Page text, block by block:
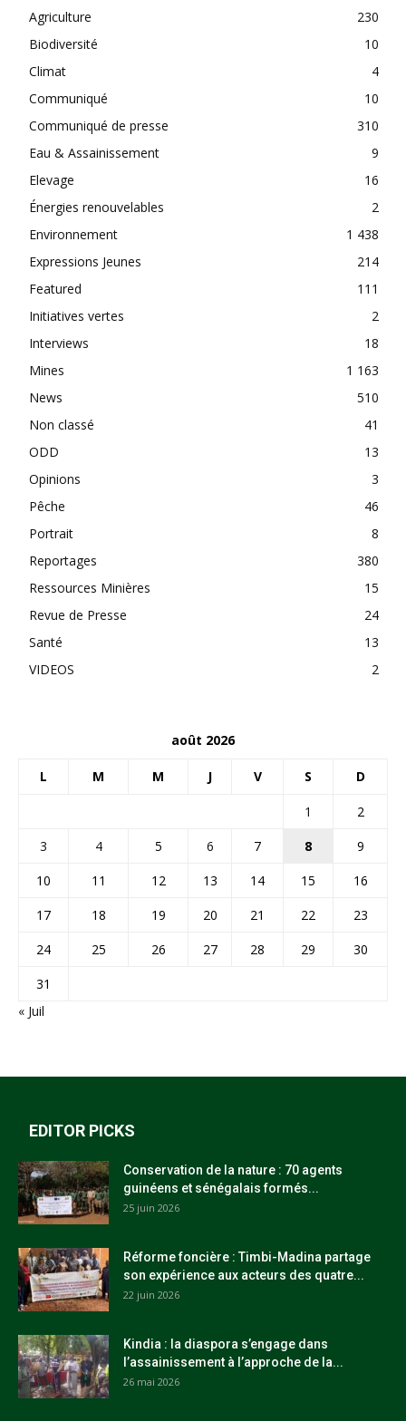
Agriculture
230
Biodiversité
10
Climat
4
Communiqué
10
Communiqué de presse
310
Eau & Assainissement
9
Elevage
16
Énergies renouvelables
2
Environnement
1 438
Expressions Jeunes
214
Featured
111
Initiatives vertes
2
Interviews
18
Mines
1 163
News
510
Non classé
41
ODD
13
Opinions
3
Pêche
46
Portrait
8
Reportages
380
Ressources Minières
15
Revue de Presse
24
Santé
13
VIDEOS
2
août 2026
L M M J V S D
1
2
3
4 5 6 7 8
9
10
11 12 13 14 15
16
17
18 19 20 21 22
23
24
25 26 27 28 29
30
31
« Juil
EDITOR PICKS
Conservation de la nature : 70 agents
guinéens et sénégalais formés...
25 juin 2026
Réforme foncière : Timbi-Madina partage
son expérience aux acteurs des quatre...
22 juin 2026
Kindia : la diaspora s’engage dans
l’assainissement à l’approche de la...
26 mai 2026